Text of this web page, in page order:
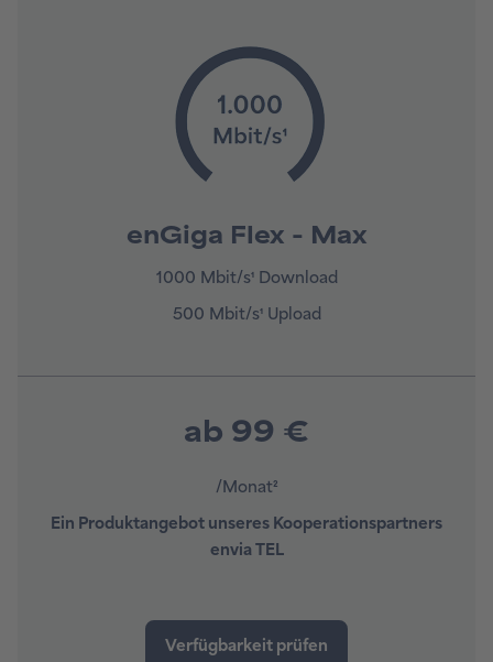
enGiga Flex - Max
1000 Mbit/s¹ Download
500 Mbit/s¹ Upload
ab 99 €
/Monat²
Ein Produktangebot unseres Kooperationspartners
envia TEL